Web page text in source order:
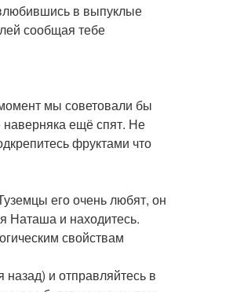
в выпуклые
сообщая тебе
мы советовали бы
наверняка ещё спят. Не
фруктами что
его очень любят, он
Наташа и находитесь.
свойствам
назад) и отправляйтесь в